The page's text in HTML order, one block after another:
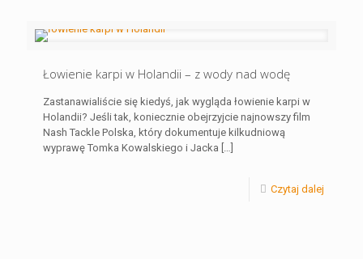
Łowienie karpi w Holandii – z wody nad wodę
Zastanawialiście się kiedyś, jak wygląda łowienie karpi w
Holandii? Jeśli tak, koniecznie obejrzyjcie najnowszy film
Nash Tackle Polska, który dokumentuje kilkudniową
wyprawę Tomka Kowalskiego i Jacka […]
Czytaj dalej